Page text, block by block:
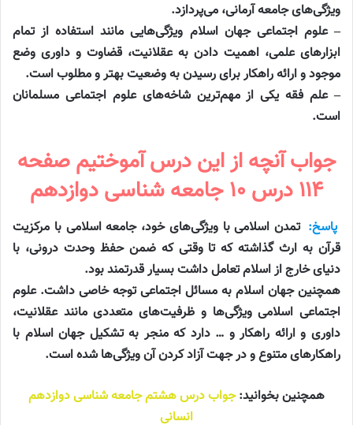
ویژگی‌های جامعه آرمانی، می‌پردازد.
– علوم اجتماعی جهان اسلام ویژگی‌هایی مانند استفاده از تمام
ابزارهای علمی، اهمیت دادن به عقلانیت، قضاوت و داوری وضع
موجود و ارائه راهکار برای رسیدن به وضعیت بهتر و مطلوب است.
– علم فقه یکی از مهم‌ترین شاخه‌های علوم اجتماعی مسلمانان
است.
جواب آنچه از این درس آموختیم صفحه
۱۱۴ درس ۱۰ جامعه شناسی دوازدهم
پاسخ: تمدن اسلامی با ویژگی‌های خود، جامعه اسلامی با مرکزیت
قرآن به ارث گذاشته که تا وقتی که ضمن حفظ وحدت درونی، با
دنیای خارج از اسلام تعامل داشت بسیار قدرتمند بود.
همچنین جهان اسلام به مسائل اجتماعی توجه خاصی داشت. علوم
اجتماعی اسلامی ویژگی‌ها و ظرفیت‌های متعددی مانند عقلانیت،
داوری و ارائه راهکار و … دارد که منجر به تشکیل جهان اسلام با
راهکارهای متنوع و در جهت آزاد کردن آن ویژگی‌ها شده است.
همچنین بخوانید: جواب درس هشتم جامعه شناسی دوازدهم
انسانی